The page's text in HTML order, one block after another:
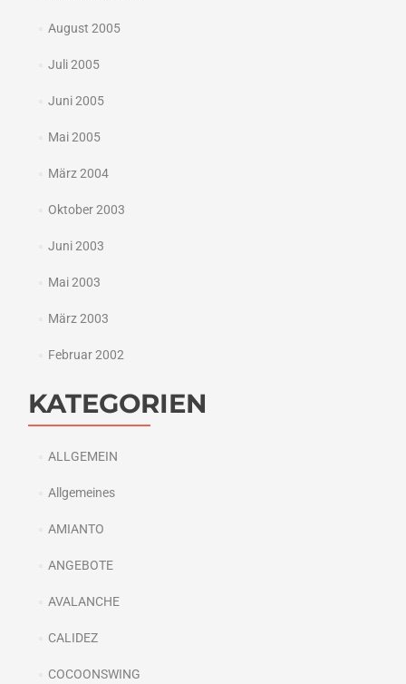
August 2005
Juli 2005
Juni 2005
Mai 2005
März 2004
Oktober 2003
Juni 2003
Mai 2003
März 2003
Februar 2002
KATEGORIEN
ALLGEMEIN
Allgemeines
AMIANTO
ANGEBOTE
AVALANCHE
CALIDEZ
COCOONSWING